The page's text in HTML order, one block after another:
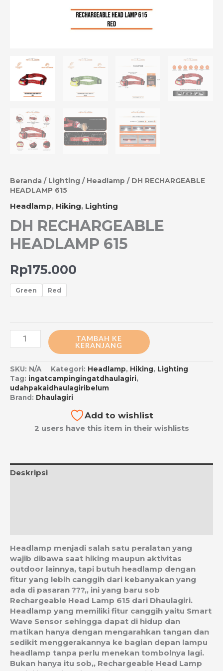
Beranda / Lighting / Headlamp / DH RECHARGEABLE
HEADLAMP 615
Headlamp, Hiking, Lighting
DH RECHARGEABLE
HEADLAMP 615
Rp175.000
Green Red
TAMBAH KE
KERANJANG
SKU: N/A Kategori: Headlamp, Hiking, Lighting
Tag: ingatcampingingatdhaulagiri,
udahpakaidhaulagiribelum
Brand: Dhaulagiri
Add to wishlist
2 users have this item in their wishlists
Deskripsi
Headlamp menjadi salah satu peralatan yang
wajib dibawa saat hiking maupun aktivitas
outdoor lainnya, tapi butuh headlamp dengan
fitur yang lebih canggih dari kebanyakan yang
ada di pasaran ???,, ini yang baru sob
Rechargeable Head Lamp 615 dari Dhaulagiri.
Headlamp yang memiliki fitur canggih yaitu Smart
Wave Sensor sehingga dapat di hidup dan
matikan hanya dengan mengarahkan tangan dan
sedikit menggerakannya ke bagian depan lampu
headlamp tanpa perlu menekan tombolnya lagi.
Bukan hanya itu sob,, Rechargeable Head Lamp